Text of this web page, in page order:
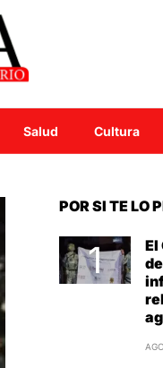
Salud Cultura
POR SI TE LO
El